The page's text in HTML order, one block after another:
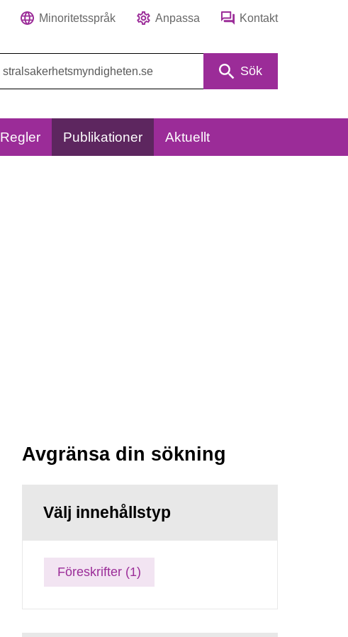
Minoritetsspråk Anpassa Kontakt
Sök
Regler Publikationer Aktuellt
Avgränsa din sökning
Välj innehållstyp
Föreskrifter (1)